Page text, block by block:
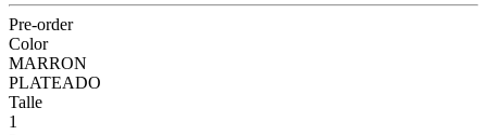
Pre-order
Color
MARRON
PLATEADO
Talle
1